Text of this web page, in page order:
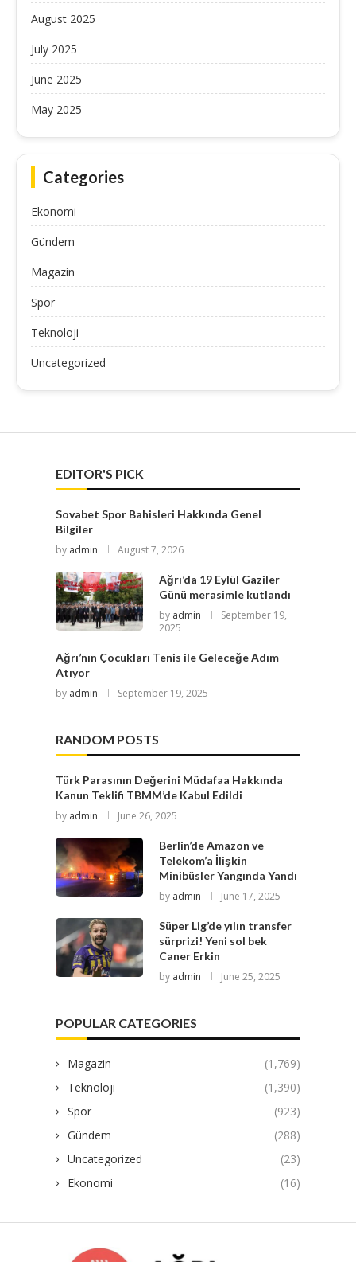
August 2025
July 2025
June 2025
May 2025
Categories
Ekonomi
Gündem
Magazin
Spor
Teknoloji
Uncategorized
EDITOR'S PICK
Sovabet Spor Bahisleri Hakkında Genel
Bilgiler
by admin August 7, 2026
Ağrı’da 19 Eylül Gaziler
Günü merasimle kutlandı
by admin
September 19,
2025
Ağrı’nın Çocukları Tenis ile Geleceğe Adım
Atıyor
by admin September 19, 2025
RANDOM POSTS
Türk Parasının Değerini Müdafaa Hakkında
Kanun Teklifi TBMM’de Kabul Edildi
by admin June 26, 2025
Berlin’de Amazon ve
Telekom’a İlişkin
Minibüsler Yangında Yandı
by admin June 17, 2025
Süper Lig’de yılın transfer
sürprizi! Yeni sol bek
Caner Erkin
by admin June 25, 2025
POPULAR CATEGORIES
Magazin
(1,769)
Teknoloji
(1,390)
Spor
(923)
Gündem
(288)
Uncategorized
(23)
Ekonomi
(16)